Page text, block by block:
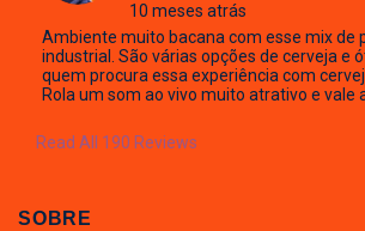
10 meses atrás
Ambiente muito bacana com esse mix de
industrial. São várias opções de cerveja e
quem procura essa experiência com
Rola um som ao vivo muito atrativo e vale
Read All 190 Reviews
SOBRE